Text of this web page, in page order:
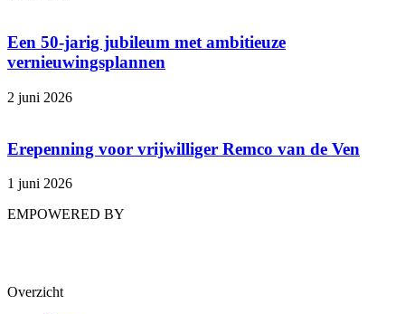
Een 50-jarig jubileum met ambitieuze
vernieuwingsplannen
2 juni 2026
Erepenning voor vrijwilliger Remco van de Ven
1 juni 2026
EMPOWERED BY
Overzicht